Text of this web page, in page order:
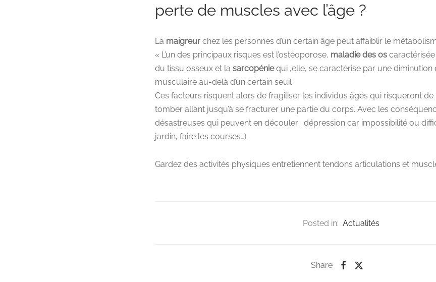
perte de muscles avec l’âge ?
La maigreur chez les personnes d’un certain âge peut affaiblir le
« L’un des principaux risques est l’ostéoporose, maladie des os
du tissu osseux et la sarcopéniequi ,elle, se caractérise par une diminution
musculaire au-delà d’un certain seuil
Ces facteurs risquent alors de fragiliser les individus âgés qui risqueront de
tomber allant jusqu’à se fracturer une partie du corps. Avec les
désastreuses qui peuvent en découler : dépression car impossibilité ou
jardin, faire les courses…).
Gardez des activités physiques entretiennent tendons articulations et
Posted in: Actualités
Share